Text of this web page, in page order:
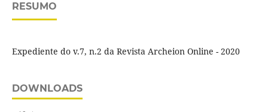
RESUMO
Expediente do v.7, n.2 da Revista Archeion Online - 2020
DOWNLOADS